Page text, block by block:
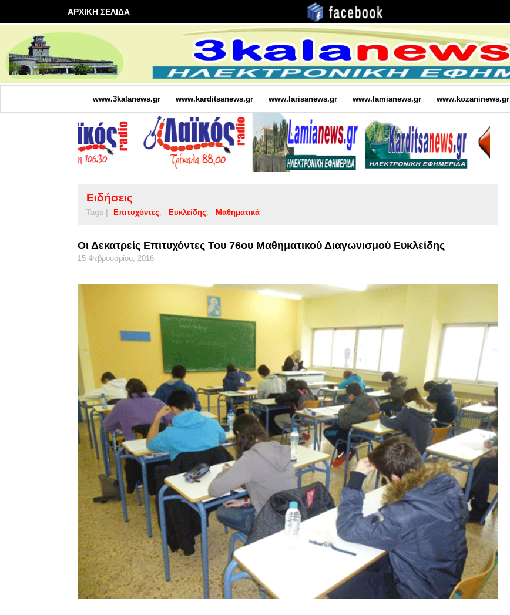
ΑΡΧΙΚΗ ΣΕΛΙΔΑ
www.3kalanews.gr www.karditsanews.gr www.larisanews.gr www.lamianews.gr www.kozaninews.gr
Ειδήσεις
Tags | Επιτυχόντες Ευκλείδης Μαθηματικά
Οι Δεκατρείς Επιτυχόντες Του 76ου Μαθηματικού Διαγωνισμού Ευκλείδης
15 Φεβρουαρίου, 2016